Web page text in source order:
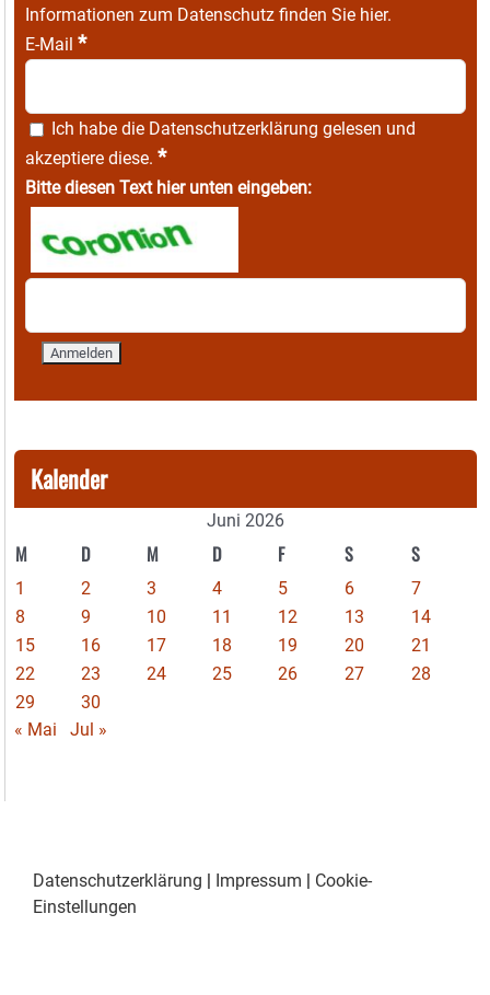
Informationen zum Datenschutz finden Sie hier.
E-Mail *
Ich habe die Datenschutzerklärung gelesen und
akzeptiere diese. *
Bitte diesen Text hier unten eingeben:
Kalender
Juni 2026
M D M D F S S
1 2 3 4 5 6
7
8
9 10 11 12 13
14
15
16 17 18 19 20
21
22
23 24 25 26 27
28
29
30
« Mai
Jul »
Datenschutzerklärung | Impressum | Cookie-
Einstellungen